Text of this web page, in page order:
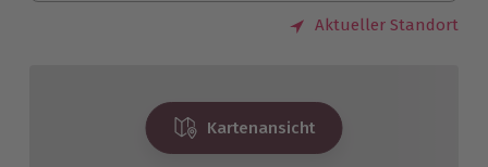
Aktueller Standort
Kartenansicht